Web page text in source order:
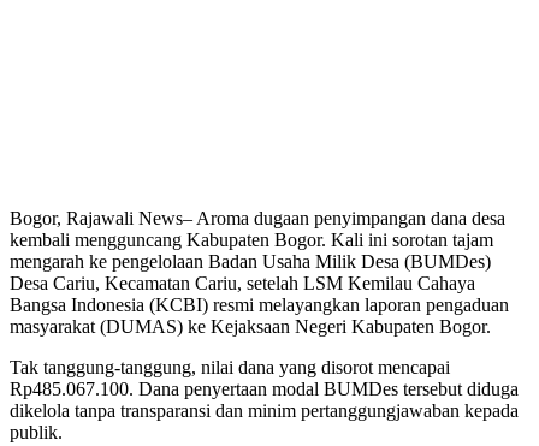
Bogor, Rajawali News– Aroma dugaan penyimpangan dana desa
kembali mengguncang Kabupaten Bogor. Kali ini sorotan tajam
mengarah ke pengelolaan Badan Usaha Milik Desa (BUMDes)
Desa Cariu, Kecamatan Cariu, setelah LSM Kemilau Cahaya
Bangsa Indonesia (KCBI) resmi melayangkan laporan pengaduan
masyarakat (DUMAS) ke Kejaksaan Negeri Kabupaten Bogor.
Tak tanggung-tanggung, nilai dana yang disorot mencapai
Rp485.067.100. Dana penyertaan modal BUMDes tersebut diduga
dikelola tanpa transparansi dan minim pertanggungjawaban kepada
publik.